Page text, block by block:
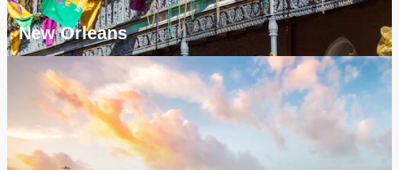
New Orleans